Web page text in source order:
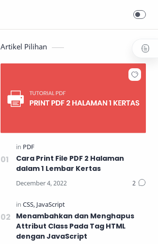
Artikel Pilihan
Cara Print File PDF 2 Halaman
dalam 1 Lembar Kertas
Menambahkan dan Menghapus
Attribut Class Pada Tag HTML
dengan JavaScript